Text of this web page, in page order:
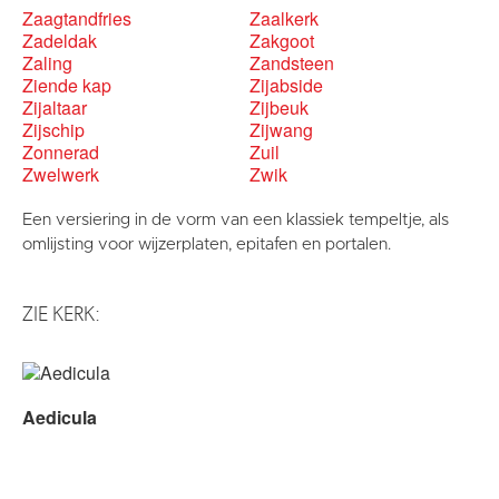
Zaagtandfries
Zaalkerk
Zadeldak
Zakgoot
Zaling
Zandsteen
Ziende kap
Zijabside
Zijaltaar
Zijbeuk
Zijschip
Zijwang
Zonnerad
Zuil
Zwelwerk
Zwik
Een versiering in de vorm van een klassiek tempeltje, als
omlijsting voor wijzerplaten, epitafen en portalen.
ZIE KERK:
Aedicula